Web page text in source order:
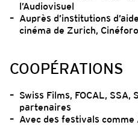
l’Audiovisuel
Auprès d’institutions
cinéma de Zurich,
COOPÉRATIONS
Swiss Films, FOCAL,
partenaires
Avec des festivals comme